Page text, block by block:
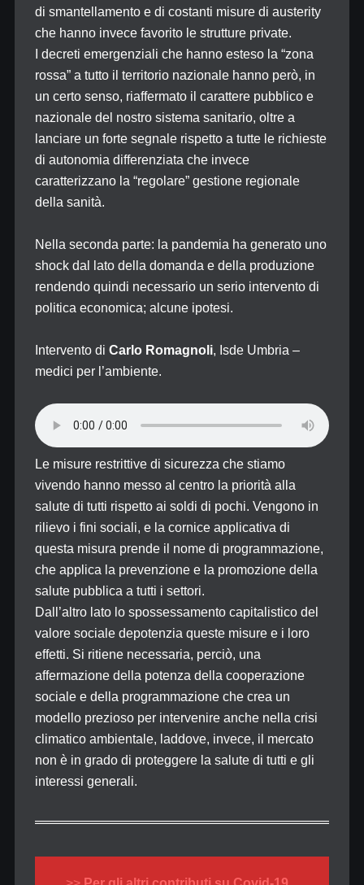
di smantellamento e di costanti misure di austerity
che hanno invece favorito le strutture private.
I decreti emergenziali che hanno esteso la “zona
rossa” a tutto il territorio nazionale hanno però, in
un certo senso, riaffermato il carattere pubblico e
nazionale del nostro sistema sanitario, oltre a
lanciare un forte segnale rispetto a tutte le richieste
di autonomia differenziata che invece
caratterizzano la “regolare” gestione regionale
della sanità.
Nella seconda parte: la pandemia ha generato uno
shock dal lato della domanda e della produzione
rendendo quindi necessario un serio intervento di
politica economica; alcune ipotesi.
Intervento di Carlo Romagnoli, Isde Umbria –
medici per l’ambiente.
Le misure restrittive di sicurezza che stiamo
vivendo hanno messo al centro la priorità alla
salute di tutti rispetto ai soldi di pochi. Vengono in
rilievo i fini sociali, e la cornice applicativa di
questa misura prende il nome di programmazione,
che applica la prevenzione e la promozione della
salute pubblica a tutti i settori.
Dall’altro lato lo spossessamento capitalistico del
valore sociale depotenzia queste misure e i loro
effetti. Si ritiene necessaria, perciò, una
affermazione della potenza della cooperazione
sociale e della programmazione che crea un
modello prezioso per intervenire anche nella crisi
climatico ambientale, laddove, invece, il mercato
non è in grado di proteggere la salute di tutti e gli
interessi generali.